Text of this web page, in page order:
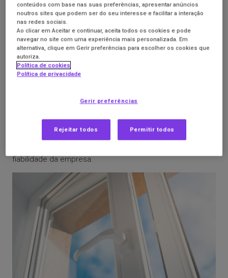
Peça três orçamentos, no mínimo, todos para a mesma
tipologia de janelas. Se forem muito baixos e com poucos
detalhes, não arrisque. Referências de familiares ou
amigos podem ser uma boa ideia. Solicite exemplos de
obras realizadas pela empresa.
Verifique se a própria empresa instala as janelas e se os
Defina um prazo de entrega e montagem.
Confirme a garantia dos materiais das janelas e do serviço
fiabilidade da empresa.
conteúdos com base nas suas preferências, apresentar anúncios
noutros sites que podem ser do seu interesse e facilitar a interação
nas redes sociais.
Ao clicar em Aceitar e continuar, aceita todos os cookies e pode
navegar no site com uma experiência mais personalizada. Em
alternativa, clique em Gerir preferências para escolher os cookies que
autoriza.
Política de cookies
Política de privacidade
Gerir preferências
Rejeitar todos Permitir todos